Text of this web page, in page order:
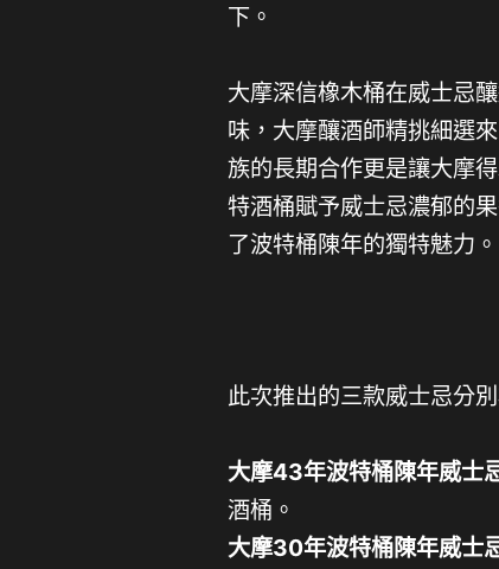
下。
大摩深信橡木桶在威士忌
味，大摩釀酒師精挑細選
族的長期合作更是讓大摩
特酒桶賦予威士忌濃郁的
了波特桶陳年的獨特魅力。
此次推出的三款威士忌分別
大摩43年波特桶陳年威士
酒桶。
大摩30年波特桶陳年威士